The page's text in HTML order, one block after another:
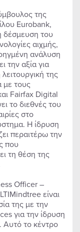
της
Eurobank,
δέσμευση του
αιχμής,
ανάλυση
την αξία για
της
με τους
Fairfax Digital
το διεθνές του
στο
Η ίδρυση
περαιτέρω την
που
τη θέση της
Officer –
είναι
της με την
για την ίδρυση
το κέντρο